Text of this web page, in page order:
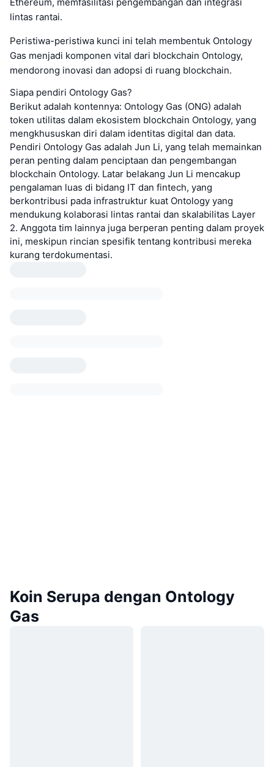
lintas rantai.
Peristiwa-peristiwa kunci ini telah membentuk Ontology
Gas menjadi komponen vital dari blockchain Ontology,
mendorong inovasi dan adopsi di ruang blockchain.
Siapa pendiri Ontology Gas?
Berikut adalah kontennya: Ontology Gas (ONG) adalah
token utilitas dalam ekosistem blockchain Ontology, yang
mengkhususkan diri dalam identitas digital dan data.
Pendiri Ontology Gas adalah Jun Li, yang telah memainkan
peran penting dalam penciptaan dan pengembangan
blockchain Ontology. Latar belakang Jun Li mencakup
pengalaman luas di bidang IT dan fintech, yang
berkontribusi pada infrastruktur kuat Ontology yang
mendukung kolaborasi lintas rantai dan skalabilitas Layer
2. Anggota tim lainnya juga berperan penting dalam proyek
ini, meskipun rincian spesifik tentang kontribusi mereka
kurang terdokumentasi.
Koin Serupa dengan Ontology
Gas